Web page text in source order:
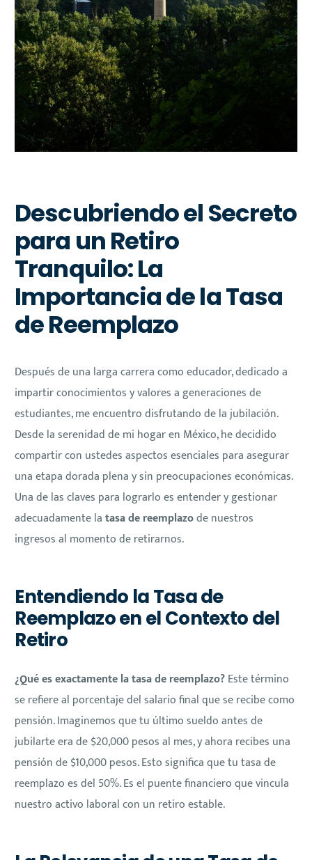
Descubriendo el Secreto
para un Retiro
Tranquilo: La
Importancia de la Tasa
de Reemplazo
Después de una larga carrera como educador, dedicado a
impartir conocimientos y valores a generaciones de
estudiantes, me encuentro disfrutando de la jubilación.
Desde la serenidad de mi hogar en México, he decidido
compartir con ustedes aspectos esenciales para asegurar
una etapa dorada plena y sin preocupaciones económicas.
Una de las claves para lograrlo es entender y gestionar
adecuadamente latasa de reemplazode nuestros
ingresos al momento de retirarnos.
Entendiendo la Tasa de
Reemplazo en el Contexto del
Retiro
¿Qué es exactamente la tasa de reemplazo?Este término
se refiere al porcentaje del salario final que se recibe como
pensión. Imaginemos que tu último sueldo antes de
jubilarte era de $20,000 pesos al mes, y ahora recibes una
pensión de $10,000 pesos. Esto significa que tu tasa de
reemplazo es del 50%. Es el puente financiero que vincula
nuestro activo laboral con un retiro estable.